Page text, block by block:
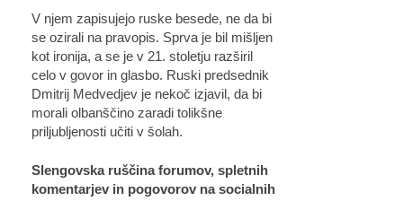
V njem zapisujejo ruske besede, ne da bi
se ozirali na pravopis. Sprva je bil mišljen
kot ironija, a se je v 21. stoletju razširil
celo v govor in glasbo. Ruski predsednik
Dmitrij Medvedjev je nekoč izjavil, da bi
morali olbanščino zaradi tolikšne
priljubljenosti učiti v šolah.
Slengovska ruščina forumov, spletnih
komentarjev in pogovorov na socialnih